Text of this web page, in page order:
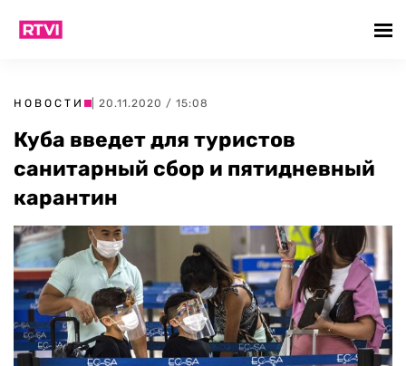
НОВОСТИ | 20.11.2020 / 15:08
Куба введет для туристов
санитарный сбор и пятидневный
карантин